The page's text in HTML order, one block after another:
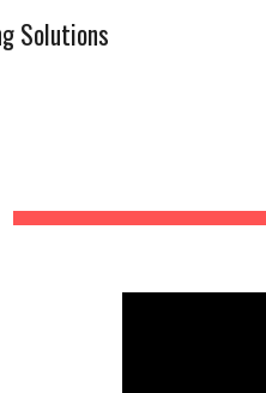
Solutions